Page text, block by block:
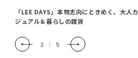
「LEE DAYS」本物志向にときめく。大人カ
ジュアル＆暮らしの雑貨
2 | 5